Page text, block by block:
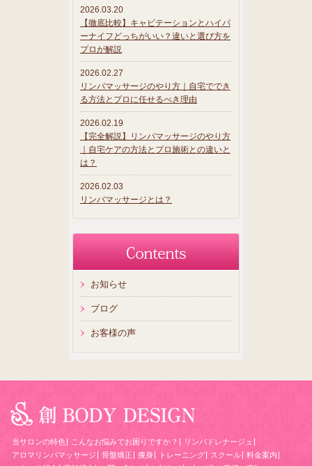
2026.03.20
【徹底比較】キャビテーションとハイパ
ーナイフどっちがいい？違いと選び方を
プロが解説
2026.02.27
リンパマッサージのやり方｜自宅ででき
る方法とプロに任せるべき理由
2026.02.19
【完全解説】リンパマッサージのやり方
｜自宅ケアの方法とプロ施術との違いと
は？
2026.02.03
リンパマッサージとは？
お知らせ
ブログ
お客様の声
当サロンの特色 こんなお悩みでお困りですか？
リンパドレナージュ
アロマリンパマッサージ
骨盤矯正 痩身 トレーニング スクール
料金案内